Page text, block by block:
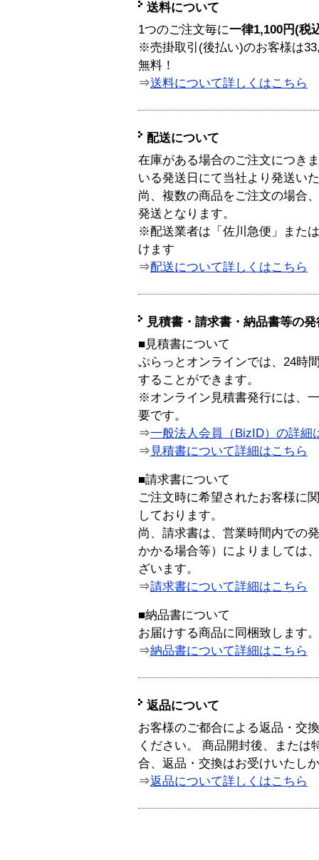
送料について
1つのご注文毎に一律1,100円(税
※売掛取引(後払い)のお客様は
無料！
⇒送料について詳しくはこちら
配送について
在庫がある場合のご注文につき
いる発送日にて当社より発送い
尚、複数の商品をご注文の場合
発送となります。
※配送業者は「佐川急便」また
けます
⇒配送について詳しくはこちら
見積書・請求書・納品書等の
■見積書について
ぷらっとオンラインでは、24時
することができます。
※オンライン見積書発行には、
要です。
⇒一般法人会員（BizID）の詳細
⇒ 見積書について詳細はこちら
■請求書について
ご注文時に希望されたお客様に
しております。
尚、請求書は、営業時間内での
かかる場合等）によりましては
ざいます。
⇒請求書について詳細はこちら
■納品書について
お届けする商品に同梱致します。
⇒納品書について詳細はこちら
返品について
お客様のご都合による返品・交
ください。 商品開封後、または
合、返品・交換はお受けいたし
⇒返品について詳しくはこちら